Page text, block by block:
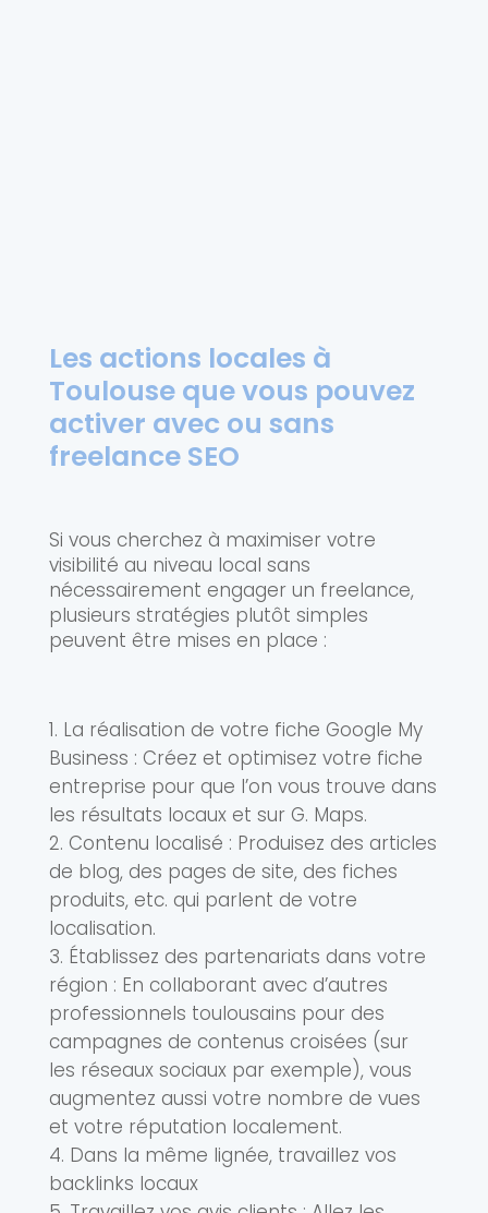
Les actions locales à
Toulouse que vous pouvez
activer avec ou sans
freelance SEO
Si vous cherchez à maximiser votre
visibilité au niveau local sans
nécessairement engager un freelance,
plusieurs stratégies plutôt simples
peuvent être mises en place :
La réalisation de votre fiche Google My
Business : Créez et optimisez votre fiche
entreprise pour que l’on vous trouve dans
les résultats locaux et sur G. Maps.
Contenu localisé : Produisez des articles
de blog, des pages de site, des fiches
produits, etc. qui parlent de votre
localisation.
Établissez des partenariats dans votre
région : En collaborant avec d’autres
professionnels toulousains pour des
campagnes de contenus croisées (sur
les réseaux sociaux par exemple), vous
augmentez aussi votre nombre de vues
et votre réputation localement.
Dans la même lignée, travaillez vos
backlinks locaux